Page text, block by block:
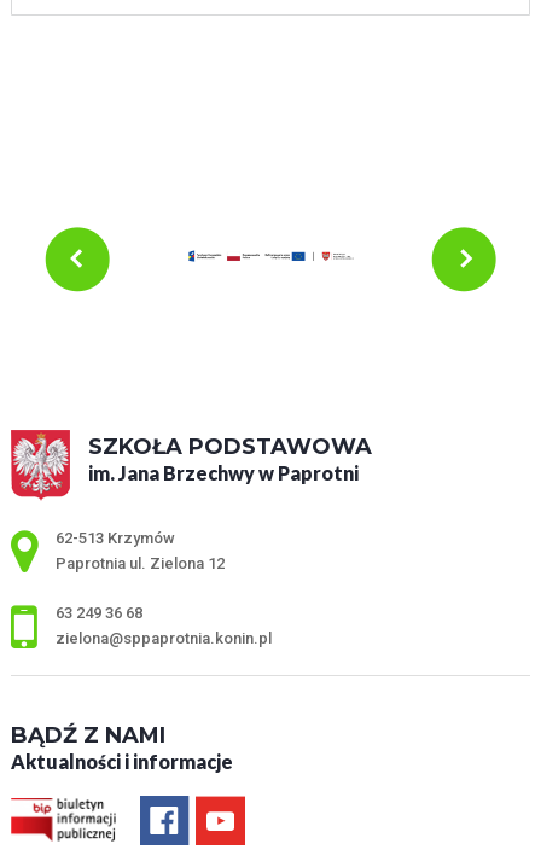
SZKOŁA PODSTAWOWA
im. Jana Brzechwy w Paprotni
Adres pocztowy:
62-513 Krzymów
Paprotnia ul. Zielona 12
63 249 36 68
zielona@sppaprotnia.konin.pl
BĄDŹ Z NAMI
Aktualności i informacje